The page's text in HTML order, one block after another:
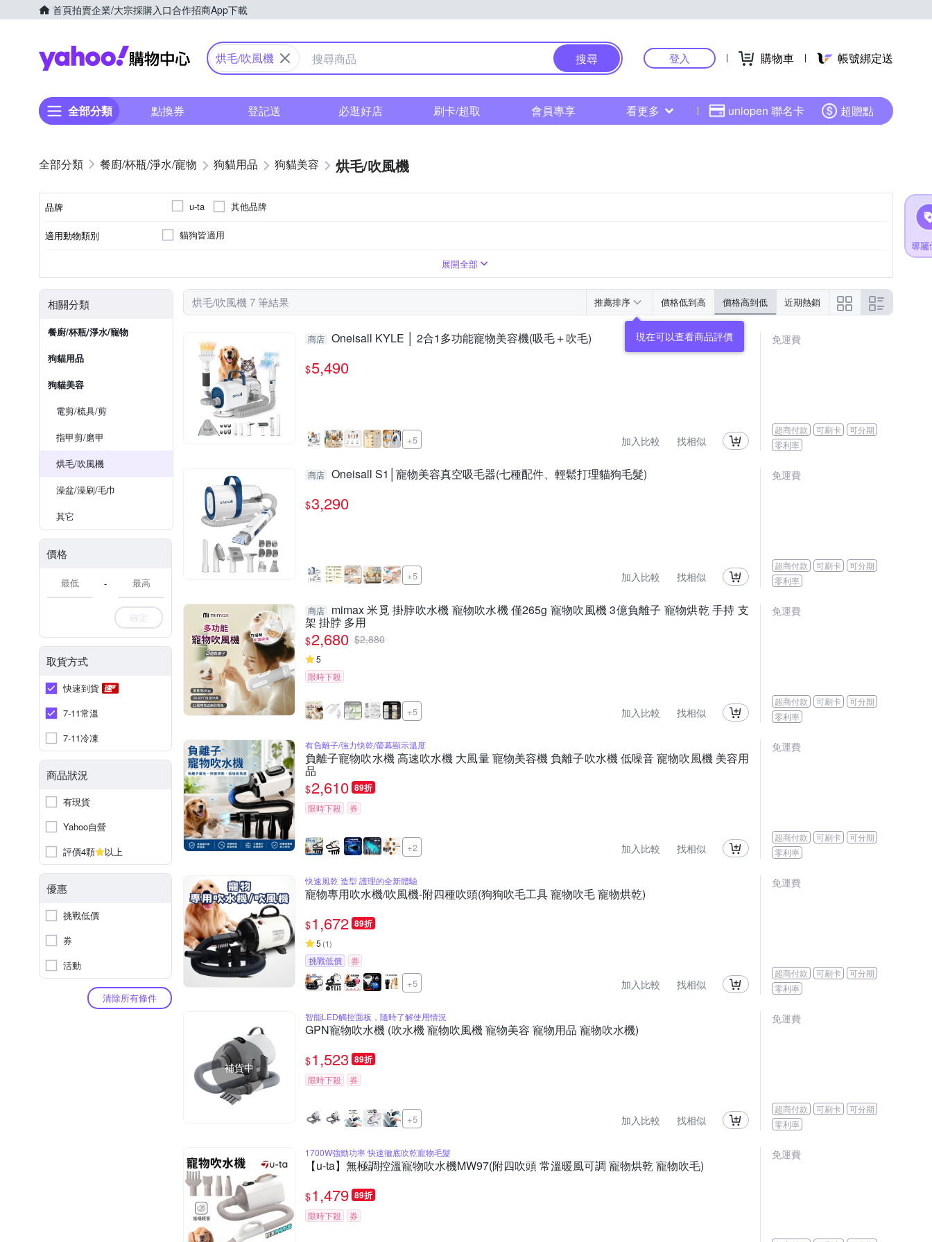
首頁拍賣企業/大宗採購入口合作招商App下載
Yahoo購物中心
烘毛/吹風機 搜尋 登入 購物車 帳號綁定送
全部分類 點換券 登記送 必逛好店 刷卡/超取 會員專享 看更多 uniopen 聯名卡 超贈點
餐廚/杯瓶/淨水/寵物 狗貓用品 狗貓美容 烘毛/吹風機
品牌
品牌名稱
u-ta 其他品牌
適用動物類別 貓狗皆適用
展開全部
相關分類
餐廚/杯瓶/淨水/寵物
狗貓用品
狗貓美容
電剪/梳具/剪
指甲剪/磨甲
烘毛/吹風機
澡盆/澡刷/毛巾
其它
價格
-
確定
取貨方式
快速到貨
7-11常溫
7-11冷凍
商品狀況
有現貨
Yahoo自營
評價4顆
以上
優惠
挑戰低價
券
活動
清除所有條件
烘毛/吹風機 7 筆結果 推薦排序 價格低到高 價格高到低 近期熱銷
商店 Oneisall KYLE │ 2合1多功能寵物美容機(吸毛＋吹毛)
$5,490
+5 加入比較 找相似
免運費
超商付款 可刷卡
可分期
零利率
商店 Oneisall S1│寵物美容真空吸毛器(七種配件、輕鬆打理貓狗毛髮)
$3,290
+5 加入比較 找相似
免運費
超商付款 可刷卡
可分期
零利率
商店 mimax 米覓 掛脖吹水機 寵物吹水機 僅265g 寵物吹風機 3億負離子 寵物烘乾 手持 支
架 掛脖 多用
$2,680 $2,880
5
限時下殺
+5 加入比較 找相似
免運費
超商付款 可刷卡
可分期
零利率
有負離子/強力快乾/螢幕顯示溫度
負離子寵物吹水機 高速吹水機 大風量 寵物美容機 負離子吹水機 低噪音 寵物吹風機 美容用
品
$2,610 89折
限時下殺 券
+2 加入比較 找相似
免運費
超商付款 可刷卡
可分期
零利率
快速風乾 造型 護理的全新體驗
寵物專用吹水機/吹風機-附四種吹頭(狗狗吹毛工具 寵物吹毛 寵物烘乾)
$1,672 89折
5 (1)
挑戰低價 券
+5 加入比較 找相似
免運費
超商付款 可刷卡
可分期
零利率
補貨中
智能LED觸控面板，隨時了解使用情況
GPN寵物吹水機 (吹水機 寵物吹風機 寵物美容 寵物用品 寵物吹水機)
$1,523 89折
限時下殺 券
+5 加入比較 找相似
免運費
超商付款 可刷卡
可分期
零利率
1700W強勁功率 快速徹底吹乾寵物毛髮
【u-ta】無極調控溫寵物吹水機MW97(附四吹頭 常溫暖風可調 寵物烘乾 寵物吹毛)
$1,479 89折
限時下殺 券
免運費